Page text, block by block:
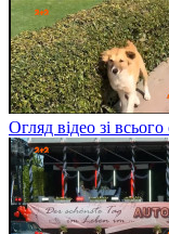
Огляд відео зі